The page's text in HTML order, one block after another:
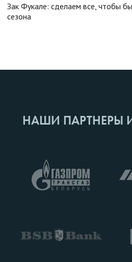
Зак Фукале: сделаем все, чтобы
сезона
НАШИ ПАРТНЕРЫ